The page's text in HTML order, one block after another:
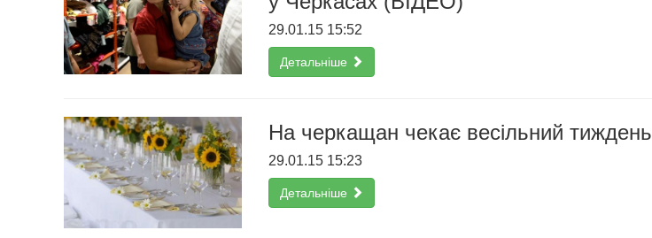
29.01.15 15:52
Детальніше
На черкащан чекає весільний тиждень
29.01.15 15:23
Детальніше